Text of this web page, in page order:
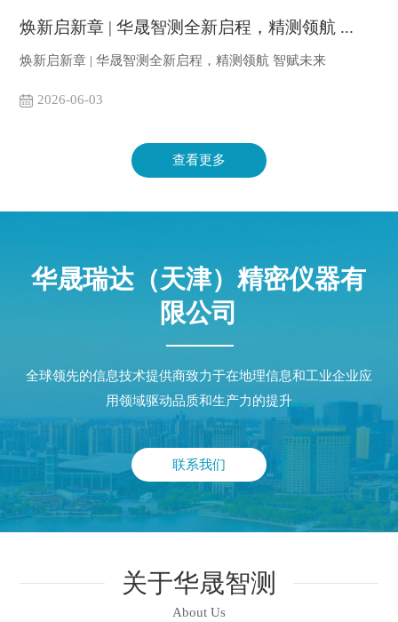
焕新启新章 | 华晟智测全新启程，精测领航 ...
焕新启新章 | 华晟智测全新启程，精测领航 智赋未来
2026-06-03
查看更多
华晟瑞达（天津）精密仪器有
限公司
全球领先的信息技术提供商致力于在地理信息和工业企业应
用领域驱动品质和生产力的提升
联系我们
关于华晟智测
About Us